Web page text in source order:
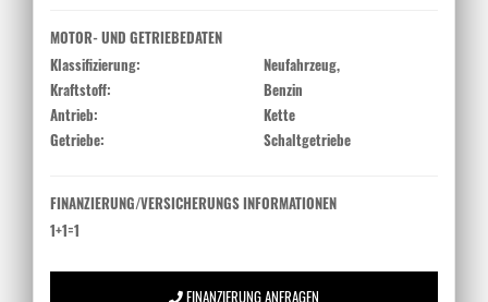
MOTOR- UND GETRIEBEDATEN
Klassifizierung:
Neufahrzeug,
Kraftstoff:
Benzin
Antrieb:
Kette
Getriebe:
Schaltgetriebe
FINANZIERUNG/VERSICHERUNGS INFORMATIONEN
1+1=1
FINANZIERUNG ANFRAGEN